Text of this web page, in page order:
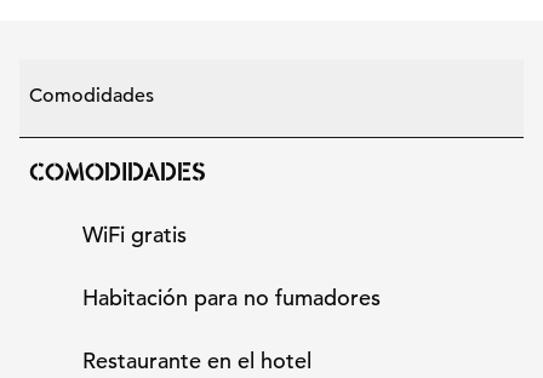
Comodidades
COMODIDADES
WiFi gratis
Habitación para no fumadores
Restaurante en el hotel